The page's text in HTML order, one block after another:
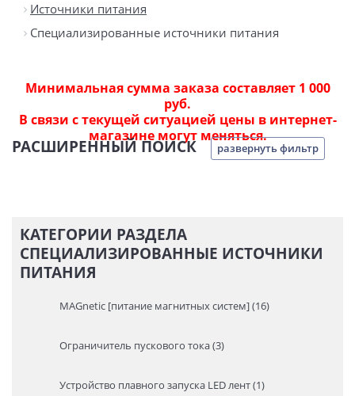
Источники питания
Специализированные источники питания
Минимальная сумма заказа составляет 1 000
руб.
В связи с текущей ситуацией цены в интернет-
магазине могут меняться.
РАСШИРЕННЫЙ ПОИСК развернуть фильтр
КАТЕГОРИИ РАЗДЕЛА
СПЕЦИАЛИЗИРОВАННЫЕ ИСТОЧНИКИ
ПИТАНИЯ
MAGnetic [питание магнитных систем] (16)
Ограничитель пускового тока (3)
Устройство плавного запуска LED лент (1)